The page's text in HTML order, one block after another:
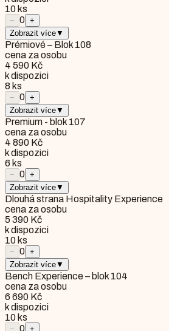
10 ks
− 0 +
Zobrazit více▼
Prémiové – Blok 108
cena za osobu
4 590 Kč
k dispozici
8 ks
− 0 +
Zobrazit více▼
Premium - blok 107
cena za osobu
4 890 Kč
k dispozici
6 ks
− 0 +
Zobrazit více▼
Dlouhá strana Hospitality Experience
cena za osobu
5 390 Kč
k dispozici
10 ks
− 0 +
Zobrazit více▼
Bench Experience – blok 104
cena za osobu
6 690 Kč
k dispozici
10 ks
− 0 +